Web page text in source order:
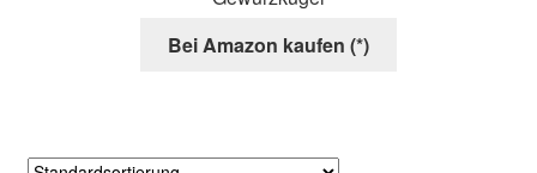
Bei Amazon kaufen (*)